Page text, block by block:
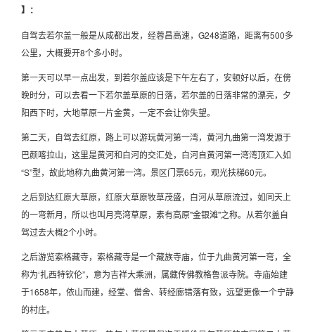
】：
自驾去若尔盖一般是从成都出发，经蓉昌高速，G248道路，距离有500多
公里，大概要开8个多小时。
第一天可以早一点出发，到若尔盖应该是下午左右了，安顿好以后，在傍
晚时分，可以去看一下若尔盖草原的日落，若尔盖的日落非常的漂亮，夕
阳西下时，大地草原一片金黄，一定不会让你失望。
第二天，自驾去红原，路上可以游玩黄河第一湾，黄河九曲第一湾发源于
巴颜喀拉山，这里是黄河和白河的交汇处，白河自黄河第一湾湾顶汇入如
“S”型，故此地称九曲黄河第一湾。景区门票65元，观光扶梯60元。
之后到达红原大草原，红原大草原牧草茂盛，白河从草原流过，如同天上
的一弯新月，所以也叫月亮湾草原，素有高原"金银滩"之称。从若尔盖自
驾过去大概2个小时。
之后游览索格藏寺，索格藏寺是一个藏族寺庙，位于九曲黄河第一弯，全
称为‘扎西特钦伦”，意为吉祥大乘洲，属藏传佛教格鲁派寺院。寺庙始建
于1658年，依山而建，经堂、僧舍、转经廊错落有致，远望更像一个宁静
的村庄。